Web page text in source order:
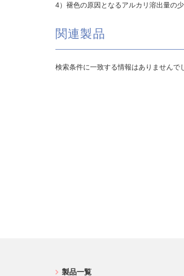
4）褪色の原因となるアルカリ溶出量の
関連製品
検索条件に一致する情報はありませんで
製品一覧